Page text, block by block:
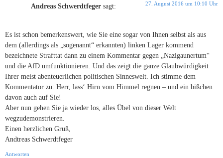
Andreas Schwerdtfeger sagt: 27. August 2016 um 10:10 Uhr
Es ist schon bemerkenswert, wie Sie eine sogar von Ihnen selbst als aus
dem (allerdings als „sogenannt“ erkannten) linken Lager kommend
bezeichnete Strafttat dann zu einem Kommentar gegen „Nazigaunertum“
und die AfD umfunktionieren. Und das zeigt die ganze Glaubwürdigkeit
Ihrer meist abenteuerlichen politischen Sinneswelt. Ich stimme dem
Kommentator zu: Herr, lass‘ Hirn vom Himmel regnen – und ein bißchen
davon auch auf Sie!
Aber nun gehen Sie ja wieder los, alles Übel von dieser Welt
wegzudemonstrieren.
Einen herzlichen Gruß,
Andtreas Schwerdtfeger
Antworten